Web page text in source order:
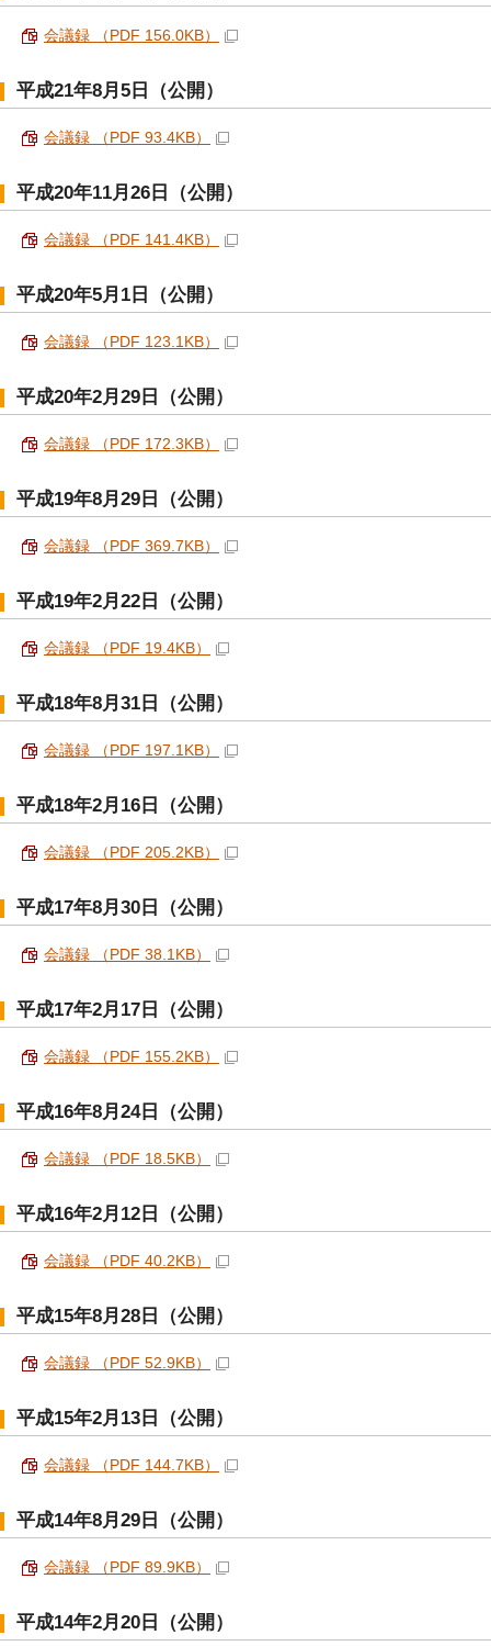
会議録 （PDF 156.0KB）
平成21年8月5日（公開）
会議録 （PDF 93.4KB）
平成20年11月26日（公開）
会議録 （PDF 141.4KB）
平成20年5月1日（公開）
会議録 （PDF 123.1KB）
平成20年2月29日（公開）
会議録 （PDF 172.3KB）
平成19年8月29日（公開）
会議録 （PDF 369.7KB）
平成19年2月22日（公開）
会議録 （PDF 19.4KB）
平成18年8月31日（公開）
会議録 （PDF 197.1KB）
平成18年2月16日（公開）
会議録 （PDF 205.2KB）
平成17年8月30日（公開）
会議録 （PDF 38.1KB）
平成17年2月17日（公開）
会議録 （PDF 155.2KB）
平成16年8月24日（公開）
会議録 （PDF 18.5KB）
平成16年2月12日（公開）
会議録 （PDF 40.2KB）
平成15年8月28日（公開）
会議録 （PDF 52.9KB）
平成15年2月13日（公開）
会議録 （PDF 144.7KB）
平成14年8月29日（公開）
会議録 （PDF 89.9KB）
平成14年2月20日（公開）